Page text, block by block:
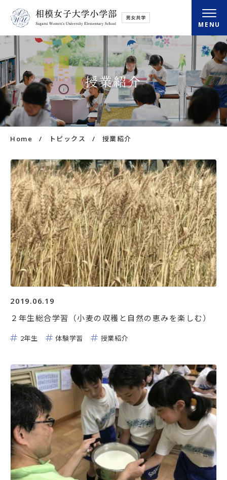
MENU
小学部概要
さがみの学び
さがみの毎日
入学・転入情報
放課後クラブ
アクセス
Facebook
Instagram
相模女子大学
相模女子大学中学部・高等部
認定こども園相模女子大学幼稚部
授業紹介
Home トピックス 授業紹介
2019.06.19
２年生総合学習（小麦の収穫と自然の恵みを楽しむ）
2年生 体験学習 授業紹介